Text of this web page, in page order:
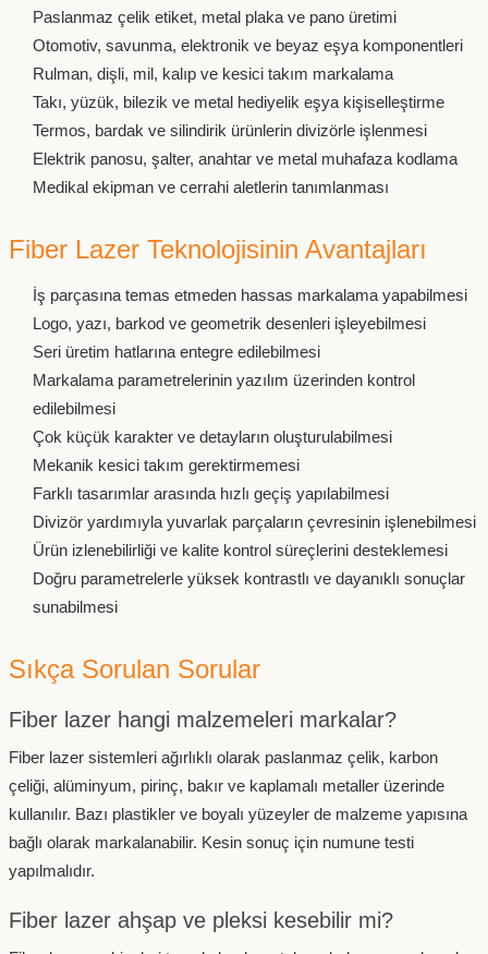
Paslanmaz çelik etiket, metal plaka ve pano üretimi
Otomotiv, savunma, elektronik ve beyaz eşya komponentleri
Rulman, dişli, mil, kalıp ve kesici takım markalama
Takı, yüzük, bilezik ve metal hediyelik eşya kişiselleştirme
Termos, bardak ve silindirik ürünlerin divizörle işlenmesi
Elektrik panosu, şalter, anahtar ve metal muhafaza kodlama
Medikal ekipman ve cerrahi aletlerin tanımlanması
Fiber Lazer Teknolojisinin Avantajları
İş parçasına temas etmeden hassas markalama yapabilmesi
Logo, yazı, barkod ve geometrik desenleri işleyebilmesi
Seri üretim hatlarına entegre edilebilmesi
Markalama parametrelerinin yazılım üzerinden kontrol
edilebilmesi
Çok küçük karakter ve detayların oluşturulabilmesi
Mekanik kesici takım gerektirmemesi
Farklı tasarımlar arasında hızlı geçiş yapılabilmesi
Divizör yardımıyla yuvarlak parçaların çevresinin işlenebilmesi
Ürün izlenebilirliği ve kalite kontrol süreçlerini desteklemesi
Doğru parametrelerle yüksek kontrastlı ve dayanıklı sonuçlar
sunabilmesi
Sıkça Sorulan Sorular
Fiber lazer hangi malzemeleri markalar?
Fiber lazer sistemleri ağırlıklı olarak paslanmaz çelik, karbon
çeliği, alüminyum, pirinç, bakır ve kaplamalı metaller üzerinde
kullanılır. Bazı plastikler ve boyalı yüzeyler de malzeme yapısına
bağlı olarak markalanabilir. Kesin sonuç için numune testi
yapılmalıdır.
Fiber lazer ahşap ve pleksi kesebilir mi?